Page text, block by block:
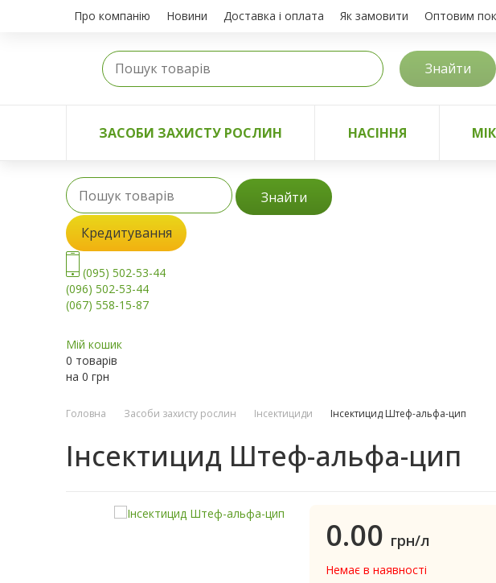
Про компанію Новини Доставка і оплата Як замовити Оптовим
Знайти
ЗАСОБИ ЗАХИСТУ РОСЛИН НАСІННЯ
Знайти
Кредитування
(095) 502-53-44
(096) 502-53-44
(067) 558-15-87
Мій кошик
0 товарів
на 0 грн
Головна Засоби захисту рослин Інсектициди Інсектицид Штеф-альфа-цип
Інсектицид Штеф-альфа-цип
0.00 грн/л
Немає в наявності